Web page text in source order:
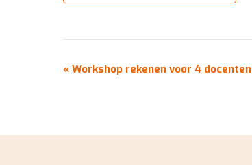
EVENEMENT
« Workshop rekenen voor 4 docenten